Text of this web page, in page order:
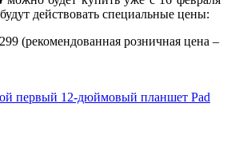
действовать специальные цены:
(рекомендованная розничная цена –
первый 12-дюймовый планшет Pad